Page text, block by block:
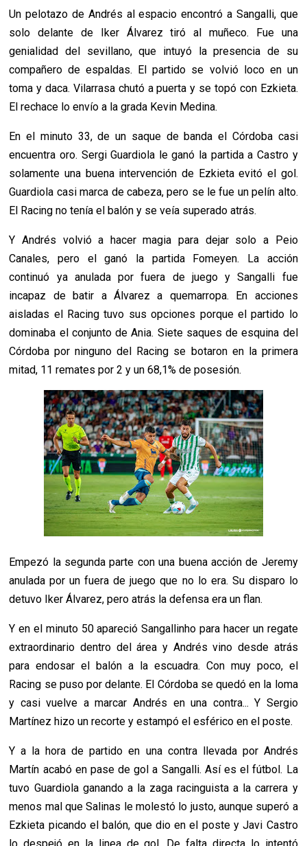
Un pelotazo de Andrés al espacio encontró a Sangalli, que
solo delante de Iker Álvarez tiró al muñeco. Fue una
genialidad del sevillano, que intuyó la presencia de su
compañero de espaldas. El partido se volvió loco en un
toma y daca. Vilarrasa chutó a puerta y se topó con Ezkieta.
El rechace lo envío a la grada Kevin Medina.
En el minuto 33, de un saque de banda el Córdoba casi
encuentra oro. Sergi Guardiola le ganó la partida a Castro y
solamente una buena intervención de Ezkieta evitó el gol.
Guardiola casi marca de cabeza, pero se le fue un pelín alto.
El Racing no tenía el balón y se veía superado atrás.
Y Andrés volvió a hacer magia para dejar solo a Peio
Canales, pero el ganó la partida Fomeyen. La acción
continuó ya anulada por fuera de juego y Sangalli fue
incapaz de batir a Álvarez a quemarropa. En acciones
aisladas el Racing tuvo sus opciones porque el partido lo
dominaba el conjunto de Ania. Siete saques de esquina del
Córdoba por ninguno del Racing se botaron en la primera
mitad, 11 remates por 2 y un 68,1% de posesión.
Empezó la segunda parte con una buena acción de Jeremy
anulada por un fuera de juego que no lo era. Su disparo lo
detuvo Iker Álvarez, pero atrás la defensa era un flan.
Y en el minuto 50 apareció Sangallinho para hacer un regate
extraordinario dentro del área y Andrés vino desde atrás
para endosar el balón a la escuadra. Con muy poco, el
Racing se puso por delante. El Córdoba se quedó en la loma
y casi vuelve a marcar Andrés en una contra... Y Sergio
Martínez hizo un recorte y estampó el esférico en el poste.
Y a la hora de partido en una contra llevada por Andrés
Martín acabó en pase de gol a Sangalli. Así es el fútbol. La
tuvo Guardiola ganando a la zaga racinguista a la carrera y
menos mal que Salinas le molestó lo justo, aunque superó a
Ezkieta picando el balón, que dio en el poste y Javi Castro